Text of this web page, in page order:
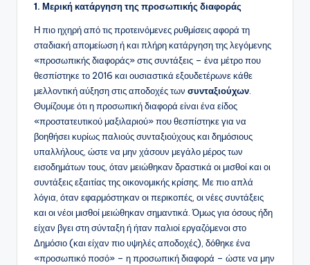
1. Μερική κατάργηση της προσωπικής διαφοράς
Η πιο ηχηρή από τις προτεινόμενες ρυθμίσεις αφορά τη
σταδιακή απομείωση ή και πλήρη κατάργηση της λεγόμενης
«προσωπικής διαφοράς» στις συντάξεις – ένα μέτρο που
θεσπίστηκε το 2016 και ουσιαστικά εξουδετέρωνε κάθε
μελλοντική αύξηση στις αποδοχές των συνταξιούχων.
Θυμίζουμε ότι η προσωπική διαφορά είναι ένα είδος
«προστατευτικού μαξιλαριού» που θεσπίστηκε για να
βοηθήσει κυρίως παλιούς συνταξιούχους και δημόσιους
υπαλλήλους, ώστε να μην χάσουν μεγάλο μέρος των
εισοδημάτων τους, όταν μειώθηκαν δραστικά οι μισθοί και οι
συντάξεις εξαιτίας της οικονομικής κρίσης. Με πιο απλά
λόγια, όταν εφαρμόστηκαν οι περικοπές, οι νέες συντάξεις
και οι νέοι μισθοί μειώθηκαν σημαντικά. Όμως για όσους ήδη
είχαν βγει στη σύνταξη ή ήταν παλιοί εργαζόμενοι στο
Δημόσιο (και είχαν πιο υψηλές αποδοχές), δόθηκε ένα
«προσωπικό ποσό» – η προσωπική διαφορά – ώστε να μην